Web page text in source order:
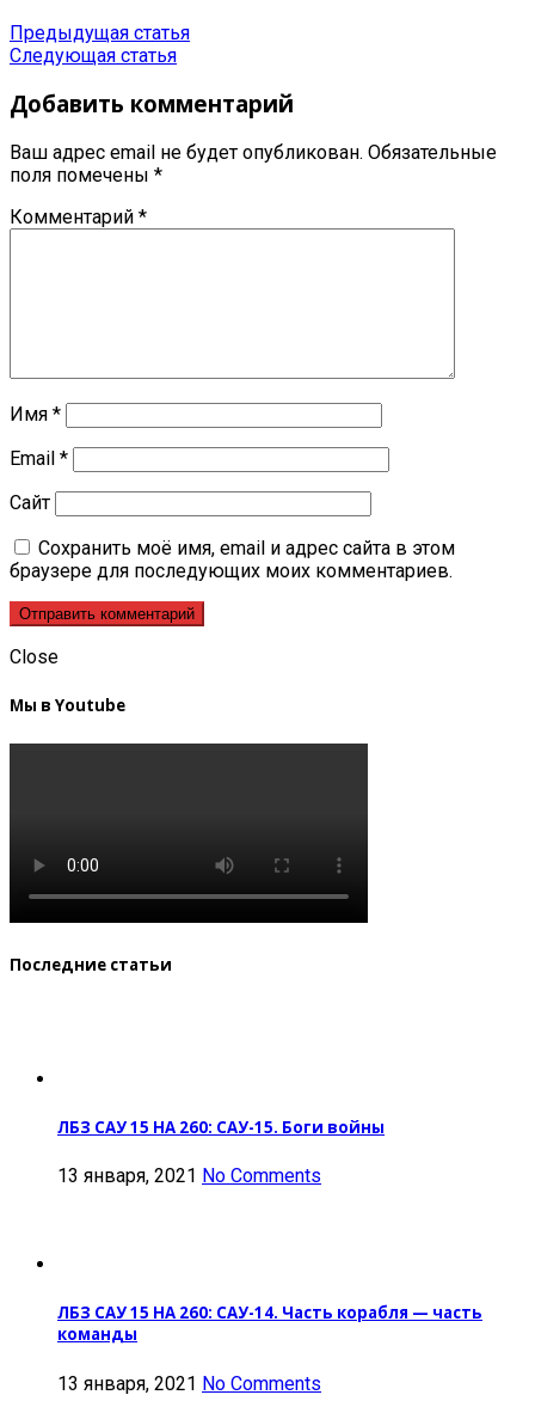
Предыдущая статья
Следующая статья
Добавить комментарий
Ваш адрес email не будет опубликован. Обязательные
поля помечены *
Комментарий *
Имя *
Email *
Сайт
Сохранить моё имя, email и адрес сайта в этом
браузере для последующих моих комментариев.
Close
Мы в Youtube
Последние статьи
ЛБЗ САУ 15 НА 260: САУ-15. Боги войны
13 января, 2021 No Comments
ЛБЗ САУ 15 НА 260: САУ-14. Часть корабля — часть
команды
13 января, 2021 No Comments